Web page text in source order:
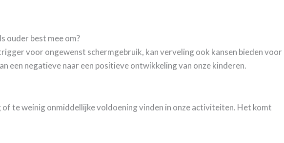
ouder best mee om?
voor ongewenst schermgebruik, kan verveling ook kansen bieden voor
een negatieve naar een positieve ontwikkeling van onze kinderen.
te weinig onmiddellijke voldoening vinden in onze activiteiten. Het komt